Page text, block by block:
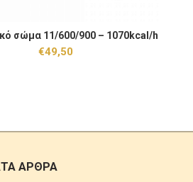
σώμα 11/600/900 - 1070kcal/h
ΠΡΟΣΘΉΚΗ ΣΤΟ ΚΑΛΆΘΙ
σώμα 11/600/900 – 1070kcal/h
€49,50
ΑΡΘΡΑ